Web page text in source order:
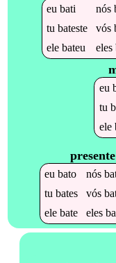
eubati nós
tubateste vós
elebateu eles
eu
tu
ele
presente
eubato nós
tubates vós
elebate eles